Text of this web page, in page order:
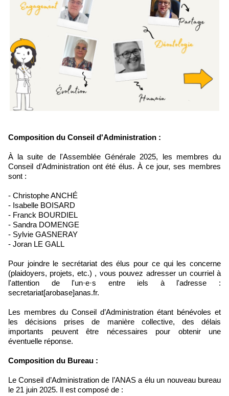
Composition du Conseil d'Administration :
À la suite de l'Assemblée Générale 2025, les membres du
Conseil d’Administration ont été élus. À ce jour, ses membres
sont :
- Christophe ANCHÉ
- Isabelle BOISARD
- Franck BOURDIEL
- Sandra DOMENGE
- Sylvie GASNERAY
- Joran LE GALL
Pour joindre le secrétariat des élus pour ce qui les concerne
(plaidoyers, projets, etc.) , vous pouvez adresser un courriel à
l'attention de l'un·e·s entre iels à l'adresse :
secretariat[arobase]anas.fr.
Les membres du Conseil d’Administration étant bénévoles et
les décisions prises de manière collective, des délais
importants peuvent être nécessaires pour obtenir une
éventuelle réponse.
Composition du Bureau :
Le Conseil d’Administration de l’ANAS a élu un nouveau bureau
le 21 juin 2025. Il est composé de :